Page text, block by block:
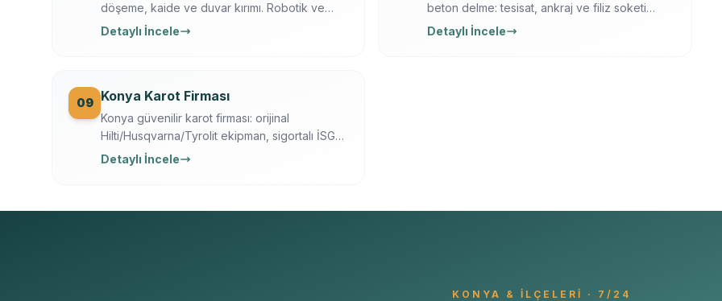
döşeme, kaide ve duvar kırımı. Robotik ve
hidrolik kırıcı, toz bastırma, moloz dahil,
Detaylı İncele
beton delme: tesisat, ankraj ve filiz soketi
delikleri. Elmas karot + darbeli teknik,
Detaylı İncele
09 Konya Karot Firması
Konya güvenilir karot firması: orijinal
Hilti/Husqvarna/Tyrolit ekipman, sigortalı İSG
ekip, yazılı garanti, 7/24 ücretsiz keşif. Karot
Detaylı İncele
KONYA & İLÇELERI · 7/24